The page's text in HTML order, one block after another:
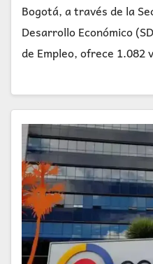
Bogotá, a través de la
Desarrollo Económico
de Empleo, ofrece 1.082